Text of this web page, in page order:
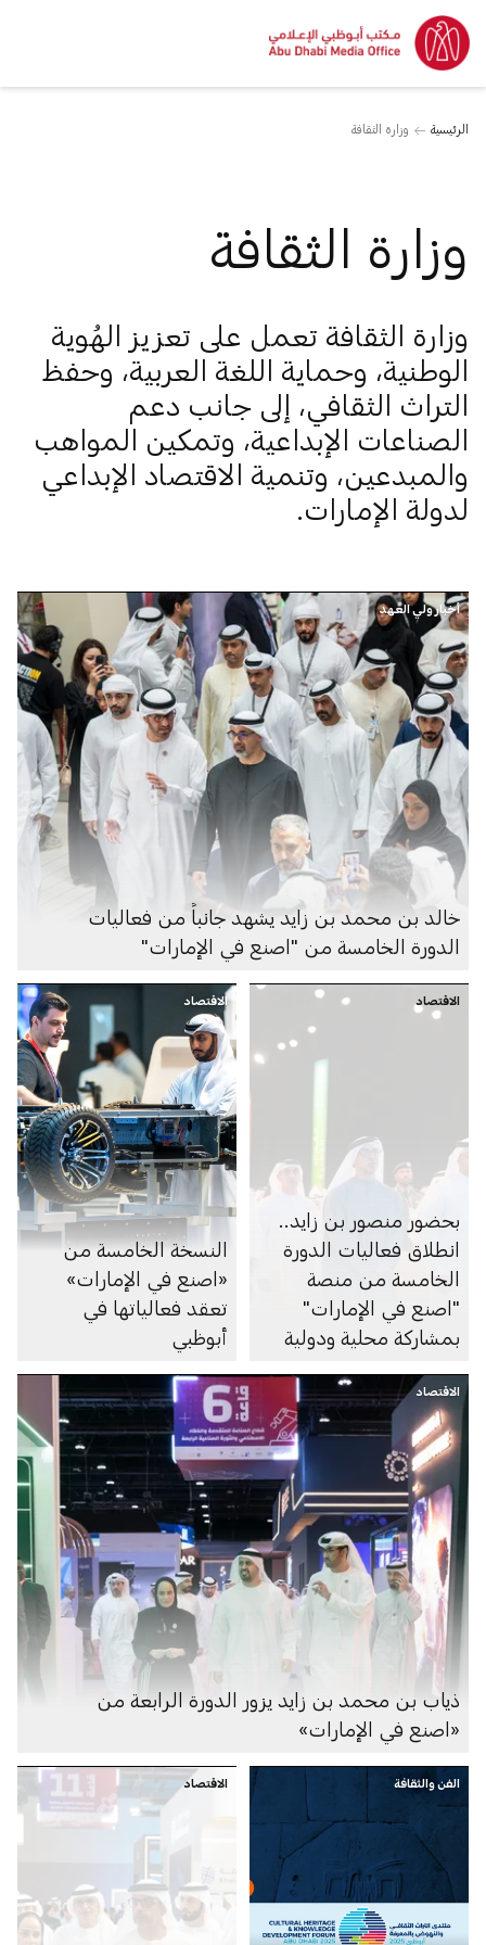
الرئيسية وزارة الثقافة
وزارة الثقافة
وزارة الثقافة تعمل على تعزيز الهُوية
الوطنية، وحماية اللغة العربية، وحفظ
التراث الثقافي، إلى جانب دعم
الصناعات الإبداعية، وتمكين المواهب
والمبدعين، وتنمية الاقتصاد الإبداعي
لدولة الإمارات.
أخبار ولي العهد
خالد بن محمد بن زايد يشهد جانباً من فعاليات
الدورة الخامسة من "اصنع في الإمارات"
الاقتصاد
بحضور منصور بن زايد..
انطلاق فعاليات الدورة
الخامسة من منصة
"اصنع في الإمارات"
بمشاركة محلية ودولية
الاقتصاد
النسخة الخامسة من
«اصنع في الإمارات»
تعقد فعالياتها في
أبوظبي
الاقتصاد
ذياب بن محمد بن زايد يزور الدورة الرابعة من
«اصنع في الإمارات»
الفن والثقافة الاقتصاد